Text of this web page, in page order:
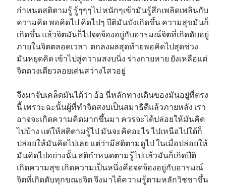
กำหนดสติตามรู้ รู้ๆๆๆไป หนักๆเข้ามันรู้สึกเพลิดเพลินกับ
ความคิด พอคิดไป คิดไปๆ ปีติมันบังเกิดขึ้น ความสุขมันก็
เกิดขึ้น แล้วจิตมันก็ไปจดจ้องอยู่กับอารมณ์จิตที่เกิดดับอยู่
ภายในจิตตลอดเวลา ตกลงผลสุดท้ายพอคิดไปสุดช่วง
มันหยุดคิด เข้าไปสู่ความสงบนิ่ง ร่างกายหาย ยังเหลือแต่
จิตดวงเดียวลอยเด่นสว่างไสวอยู่
จึงมาจับเคล็ดมันได้ว่า อ้อ นี่หลักทางเดินของมันอยู่ที่ตรง
นี้ เพราะฉะนั้นผู้ที่ทำจิตสงบเป็นสมาธิดีแล้วภายหลัง เรา
อาจจะเกิดความคิดมากขึ้นมา ควรจะได้ปล่อยให้มันคิด
ไปบ้าง แต่ให้สติตามรู้ไป มันจะคิดอะไร ไปเหนือไปใต้ก็
ปล่อยให้มันคิดไปเลย แต่ว่ามีสติตามดูไป ในเมื่อปล่อยให้
มันคิดไปอย่างนั้น สติกำหนดตามรู้ไปแล้วมันก็เกิดปีติ
เกิดความสุข เกิดความเป็นหนึ่งคือจดจ้องอยู่กับอารมณ์
จิตที่เกิดดับทุกขณะจิต จึงมาได้ความรู้ตามหลักวิชชาขึ้น